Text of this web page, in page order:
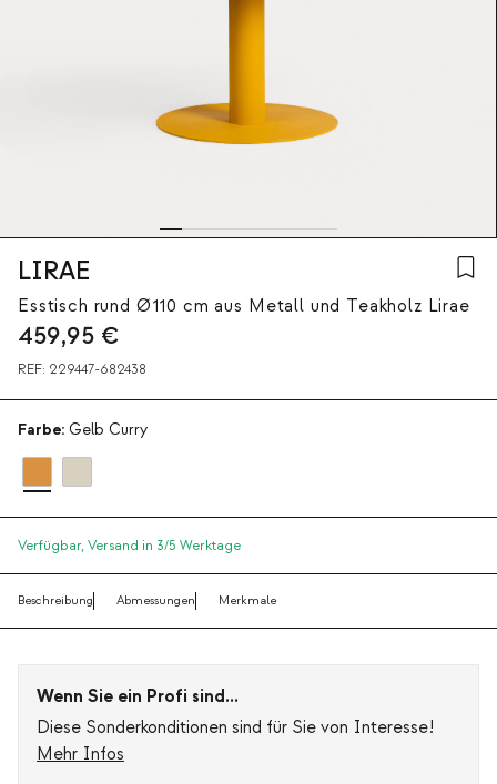
LIRAE
Esstisch rund Ø110 cm aus Metall und Teakholz Lirae
459,95 €
REF: 229447-682438
Farbe: Gelb Curry
Verfügbar, Versand in 3/5 Werktage
Beschreibung Abmessungen Merkmale
Wenn Sie ein Profi sind...
Diese Sonderkonditionen sind für Sie von Interesse!
Mehr Infos